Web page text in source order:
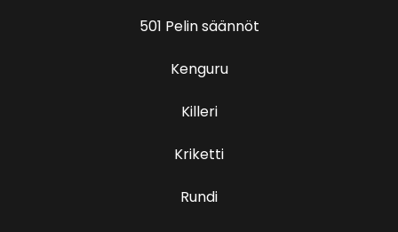
501 Pelin säännöt
Kenguru
Killeri
Kriketti
Rundi